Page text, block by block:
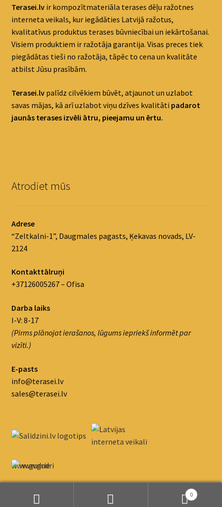
Terasei.lvir kompozītmateriāla terases dēļu ražotnes
interneta veikals, kur iegādāties Latvijā ražotus,
kvalitatīvus produktus terases būvniecībai un iekārtošanai.
Visiem produktiem ir ražotāja garantija. Visas preces tiek
piegādātas tieši no ražotāja, tāpēc to cena un kvalitāte
atbilst Jūsu prasībām.
Terasei.lvpalīdz cilvēkiem būvēt, atjaunot un uzlabot
savas mājas, kā arī uzlabot viņu dzīves kvalitāti padarot
jaunās terases izvēli ātru, pieejamu un ērtu.
Atrodiet mūs
Adrese
“Zeltkalni-1”, Daugmales pagasts, Ķekavas novads, LV-
2124
Kontakttālruņi
+37126005267 – Ofisa
Darba laiks
I-V: 8-17
(Pirms plānojat ierašanos, lūgums iepriekš informēt par
vizīti.)
E-pasts
info@terasei.lv
sales@terasei.lv
www.gudrie
0